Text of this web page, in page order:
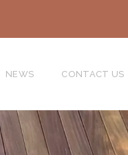
NEWS CONTACT US